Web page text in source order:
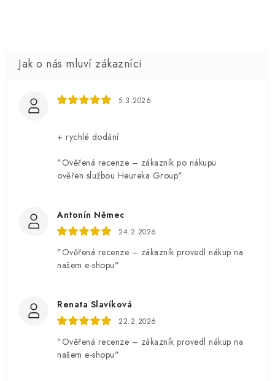
5.3.2026
+ rychlé dodání
"Ověřená recenze – zákazník po nákupu
ověřen službou Heureka Group"
Antonín Němec
24.2.2026
"Ověřená recenze – zákazník provedl nákup na
našem e-shopu"
Renata Slavíková
22.2.2026
"Ověřená recenze – zákazník provedl nákup na
našem e-shopu"